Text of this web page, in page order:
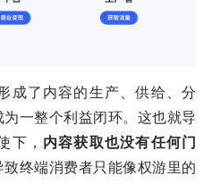
成了内容的生产、供给、分
一整个利益闭环。这也就导
下， 内容获取也没有任何门
终端消费者只能像权游里的